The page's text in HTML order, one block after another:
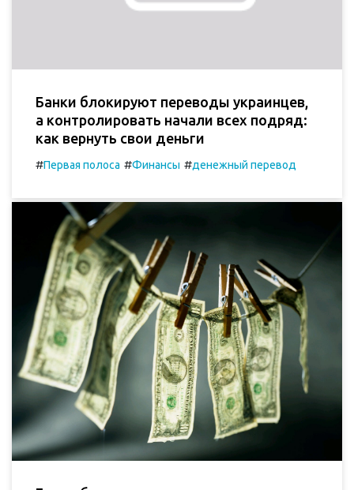
Банки блокируют переводы украинцев,
а контролировать начали всех подряд:
как вернуть свои деньги
#Первая полоса #Финансы #денежный перевод